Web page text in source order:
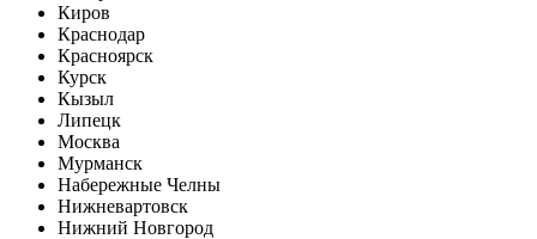
Киров
Краснодар
Красноярск
Курск
Кызыл
Липецк
Москва
Мурманск
Набережные Челны
Нижневартовск
Нижний Новгород